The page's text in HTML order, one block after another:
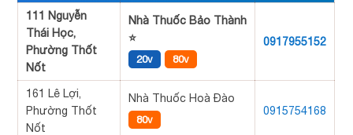
111 Nguyễn
Thái Học,
Phường Thốt
Nốt
Nhà Thuốc Bảo Thành
⭐
20v 80v
0917955152
161 Lê Lợi,
Phường Thốt
Nốt
Nhà Thuốc Hoà Đào
80v
0915754168